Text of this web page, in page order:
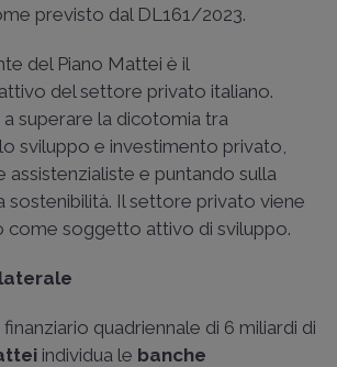
previsto dal DL161/2023.
del Piano Mattei è il
del settore privato italiano.
superare la dicotomia tra
sviluppo e investimento privato,
assistenzialiste e puntando sulla
sostenibilità. Il settore privato viene
come soggetto attivo di sviluppo.
quadriennale di 6 miliardi di
individua le banche